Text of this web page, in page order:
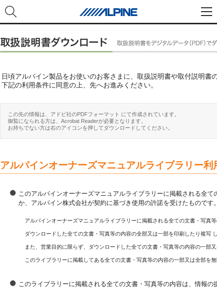
日頃アルパイン製品をお使いのお客さまに、取扱説明書や取付説明書
下記の利用条件に同意の上、先へお進みください。
この先の情報は、アドビ社のPDFフォーマット にて作成されています。
御覧になられる方は、Acrobat Readerが必要となります。
お持ちでない方は右のアイコンを押してダウンロードしてください。
アルパインオーナーズマニュアルライブラリー利
このアルパインオーナーズマニュアルライブラリーに掲載される全
か、アルパイン株式会社が契約に基づき使用の許諾を受けたもので
アルパインオーナーズマニュアルライブラリーに掲載される全ての文書・写真
ダウンロードした全ての文書・写真等の内容の全部又は一部を印刷したり複写
また、営業目的に限らず、ダウンロードした全ての文書・写真等の内容の一
このライブラリーに掲載してある全ての文書・写真等の内容の一部又は全部を
このライブラリーに掲載される全ての文書・写真等の内容は、情報